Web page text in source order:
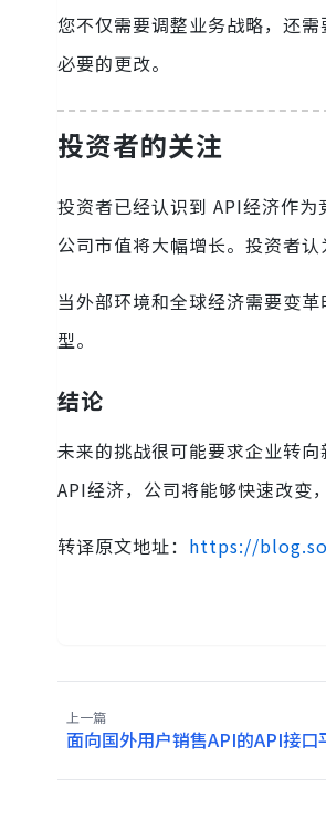
您不仅需要调整业务战略，还
必要的更改。
投资者的关注
投资者已经认识到 API经济作
公司市值将大幅增长。投资者
当外部环境和全球经济需要变
型。
结论
未来的挑战很可能要求企业转
API经济，公司将能够快速改变
转译原文地址： https://
上一篇
面向国外用户销售API的API接